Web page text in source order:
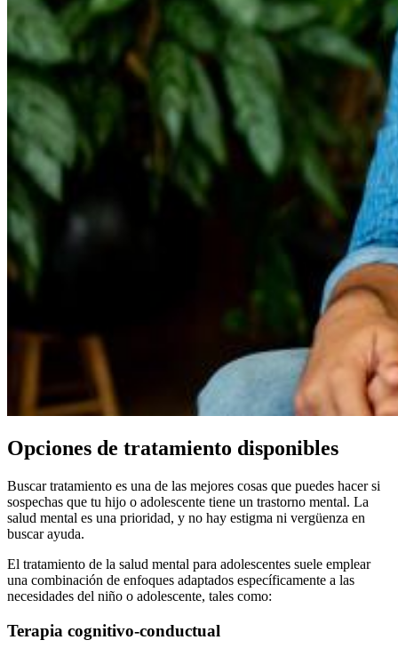
Opciones de tratamiento disponibles
Buscar tratamiento es una de las mejores cosas que puedes hacer si
sospechas que tu hijo o adolescente tiene un trastorno mental. La
salud mental es una prioridad, y no hay estigma ni vergüenza en
buscar ayuda.
El tratamiento de la salud mental para adolescentes suele emplear
una combinación de enfoques adaptados específicamente a las
necesidades del niño o adolescente, tales como:
Terapia cognitivo-conductual